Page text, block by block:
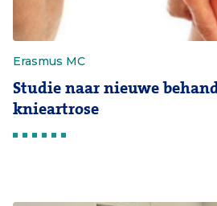
Erasmus MC
Studie naar nieuwe
knieartrose